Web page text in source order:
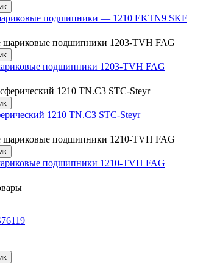
подшипники — 1210 EKTN9 SKF
подшипники 1203-TVH FAG
1210 TN.C3 STC-Steyr
подшипники 1210-TVH FAG